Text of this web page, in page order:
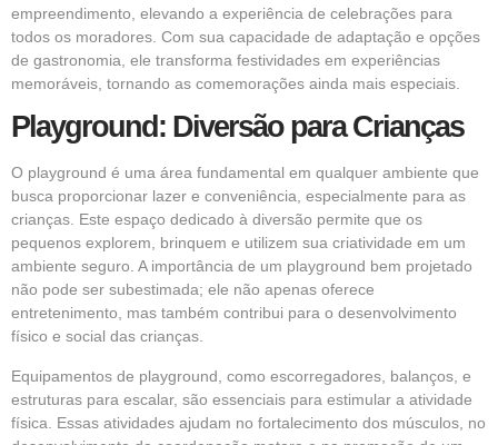
empreendimento, elevando a experiência de celebrações para
todos os moradores. Com sua capacidade de adaptação e opções
de gastronomia, ele transforma festividades em experiências
memoráveis, tornando as comemorações ainda mais especiais.
Playground: Diversão para Crianças
O playground é uma área fundamental em qualquer ambiente que
busca proporcionar lazer e conveniência, especialmente para as
crianças. Este espaço dedicado à diversão permite que os
pequenos explorem, brinquem e utilizem sua criatividade em um
ambiente seguro. A importância de um playground bem projetado
não pode ser subestimada; ele não apenas oferece
entretenimento, mas também contribui para o desenvolvimento
físico e social das crianças.
Equipamentos de playground, como escorregadores, balanços, e
estruturas para escalar, são essenciais para estimular a atividade
física. Essas atividades ajudam no fortalecimento dos músculos, no